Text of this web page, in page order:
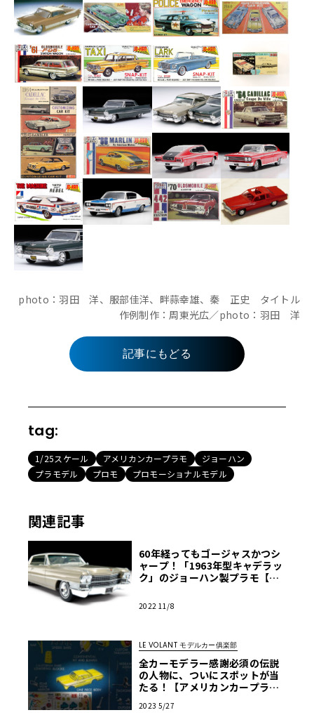
photo：羽田 洋、服部佳洋、畔蒜幸雄、秦 正史 タイトル
作例制作：周東光広／photo：羽田 洋
記事にもどる
tag:
1/25スケール アメリカンカープラモ
ジョーハン
プラモデル
プロモ プロモーショナルモデル
関連記事
60年経ってもゴージャスかつシ
ャープ！「1963年型キャデラッ
ク」のジョーハン製プラモ【モ
2022 11/8
LE VOLANT モデルカー俱楽部
全カーモデラー感謝必須の伝説
の人物に、ついにスポットが当
たる！【アメリカンカープラ
2023 5/27